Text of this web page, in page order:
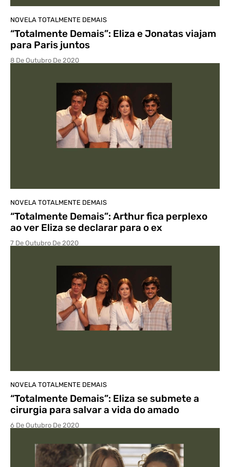
NOVELA TOTALMENTE DEMAIS
“Totalmente Demais”: Eliza e Jonatas viajam
para Paris juntos
8 De Outubro De 2020
NOVELA TOTALMENTE DEMAIS
“Totalmente Demais”: Arthur fica perplexo
ao ver Eliza se declarar para o ex
7 De Outubro De 2020
NOVELA TOTALMENTE DEMAIS
“Totalmente Demais”: Eliza se submete a
cirurgia para salvar a vida do amado
6 De Outubro De 2020